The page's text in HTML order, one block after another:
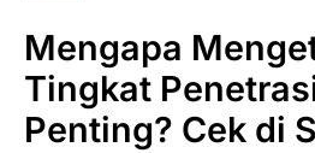
Mengapa
Tingkat
Penting? Cek di